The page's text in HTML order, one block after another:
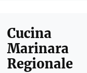
Cucina
Marinara
Regionale